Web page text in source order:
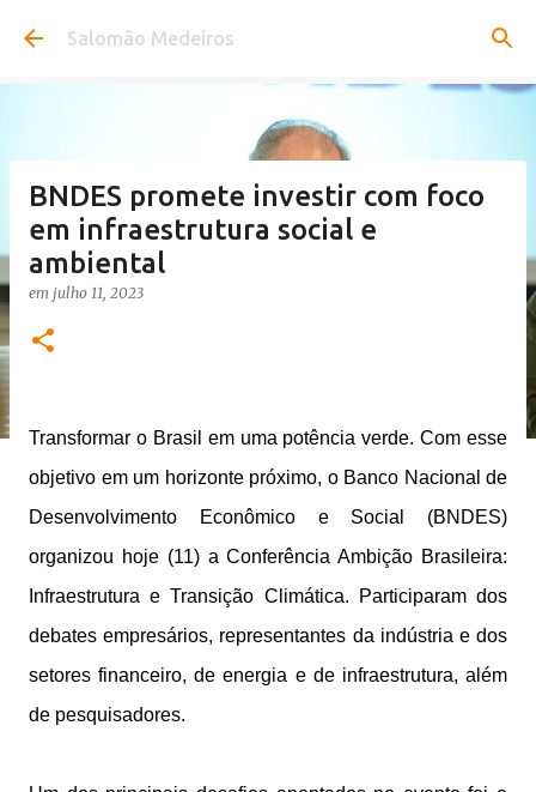
Pular para o conteúdo principal
Salomão Medeiros
BNDES promete investir com foco
em infraestrutura social e
ambiental
em julho 11, 2023
Transformar o Brasil em uma potência verde. Com esse
objetivo em um horizonte próximo, o Banco Nacional de
Desenvolvimento Econômico e Social (BNDES)
organizou hoje (11) a Conferência Ambição Brasileira:
Infraestrutura e Transição Climática. Participaram dos
debates empresários, representantes da indústria e dos
setores financeiro, de energia e de infraestrutura, além
de pesquisadores.